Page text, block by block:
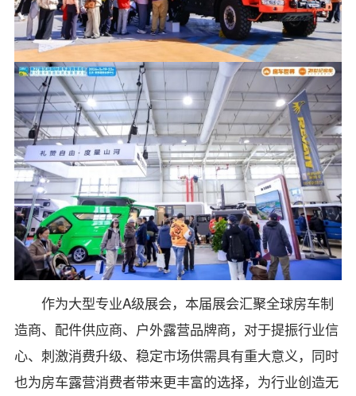
作为大型专业A级展会，本届展会汇聚全球房车制
造商、配件供应商、户外露营品牌商，对于提振行业信
心、刺激消费升级、稳定市场供需具有重大意义，同时
也为房车露营消费者带来更丰富的选择，为行业创造无